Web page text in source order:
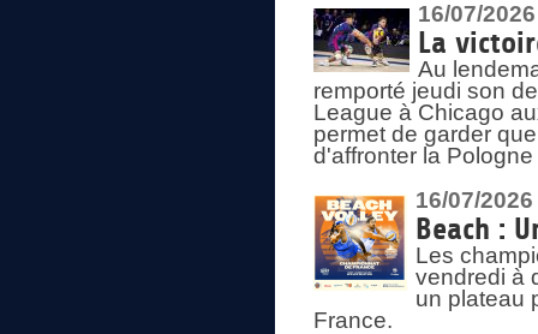
16/07/2026
La
Au
remporté jeudi son
League à Chicago
permet de garder
d'affronter la
16/07/2026
Beach :
Les
vendredi à
un plateau
France.